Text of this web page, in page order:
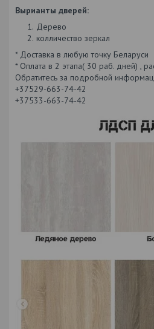
Вырианты дверей:
Дерево
колличество зеркал
* Доставка в любую точку Беларуси
* Оплата в 2 этапа( 30 раб. дней) ,
Обратитесь за подробной
+37529-663-74-42
+37533-663-74-42